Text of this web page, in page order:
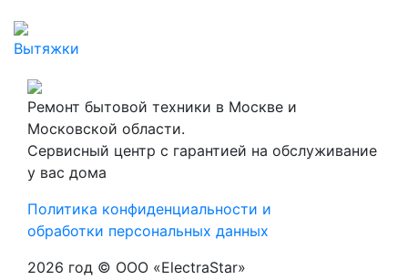
Вытяжки
Ремонт бытовой техники в Москве и
Московской области.
Сервисный центр с гарантией на обслуживание
у вас дома
Политика конфиденциальности и
обработки персональных данных
2026 год © ООО «ElectraStar»